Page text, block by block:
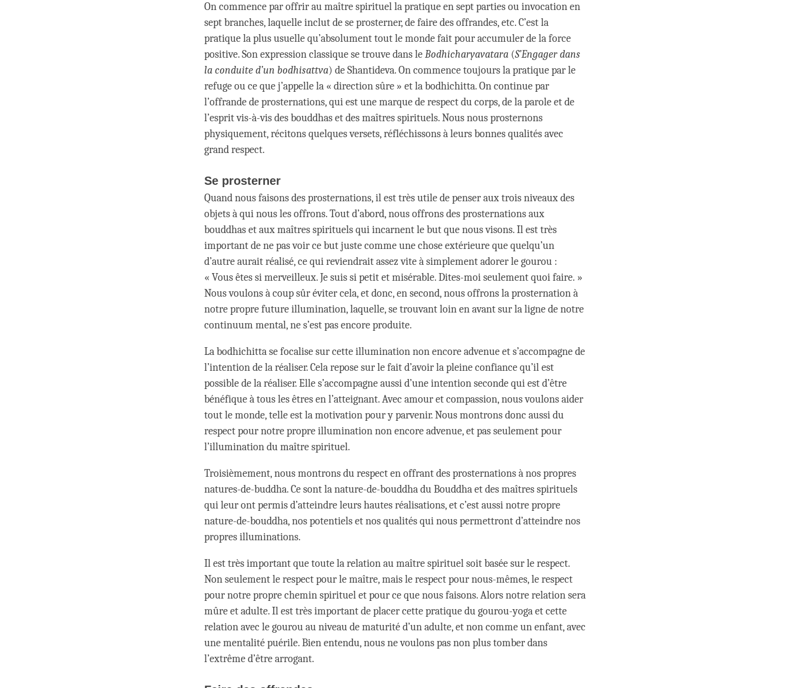
On commence par offrir au maître spirituel la pratique en sept parties ou invocation en
sept branches, laquelle inclut de se prosterner, de faire des offrandes, etc. C’est la
pratique la plus usuelle qu’absolument tout le monde fait pour accumuler de la force
positive. Son expression classique se trouve dans leBodhicharyavatara (S’Engager dans
la conduite d’un bodhisattva) de Shantideva. On commence toujours la pratique par le
refuge ou ce que j’appelle la « direction sûre » et la bodhichitta. On continue par
l’offrande de prosternations, qui est une marque de respect du corps, de la parole et de
l’esprit vis-à-vis des bouddhas et des maîtres spirituels. Nous nous prosternons
physiquement, récitons quelques versets, réfléchissons à leurs bonnes qualités avec
grand respect.
Se prosterner
Quand nous faisons des prosternations, il est très utile de penser aux trois niveaux des
objets à qui nous les offrons. Tout d’abord, nous offrons des prosternations aux
bouddhas et aux maîtres spirituels qui incarnent le but que nous visons. Il est très
important de ne pas voir ce but juste comme une chose extérieure que quelqu’un
d’autre aurait réalisé, ce qui reviendrait assez vite à simplement adorer le gourou :
« Vous êtes si merveilleux. Je suis si petit et misérable. Dites-moi seulement quoi faire. »
Nous voulons à coup sûr éviter cela, et donc, en second, nous offrons la prosternation à
notre propre future illumination, laquelle, se trouvant loin en avant sur la ligne de notre
continuum mental, ne s’est pas encore produite.
La bodhichitta se focalise sur cette illumination non encore advenue et s’accompagne de
l’intention de la réaliser. Cela repose sur le fait d’avoir la pleine confiance qu’il est
possible de la réaliser. Elle s’accompagne aussi d’une intention seconde qui est d’être
bénéfique à tous les êtres en l’atteignant. Avec amour et compassion, nous voulons aider
tout le monde, telle est la motivation pour y parvenir. Nous montrons donc aussi du
respect pour notre propre illumination non encore advenue, et pas seulement pour
l’illumination du maître spirituel.
Troisièmement, nous montrons du respect en offrant des prosternations à nos propres
natures-de-buddha. Ce sont la nature-de-bouddha du Bouddha et des maîtres spirituels
qui leur ont permis d’atteindre leurs hautes réalisations, et c’est aussi notre propre
nature-de-bouddha, nos potentiels et nos qualités qui nous permettront d’atteindre nos
propres illuminations.
Il est très important que toute la relation au maître spirituel soit basée sur le respect.
Non seulement le respect pour le maître, mais le respect pour nous-mêmes, le respect
pour notre propre chemin spirituel et pour ce que nous faisons. Alors notre relation sera
mûre et adulte. Il est très important de placer cette pratique du gourou-yoga et cette
relation avec le gourou au niveau de maturité d’un adulte, et non comme un enfant, avec
une mentalité puérile. Bien entendu, nous ne voulons pas non plus tomber dans
l’extrême d’être arrogant.